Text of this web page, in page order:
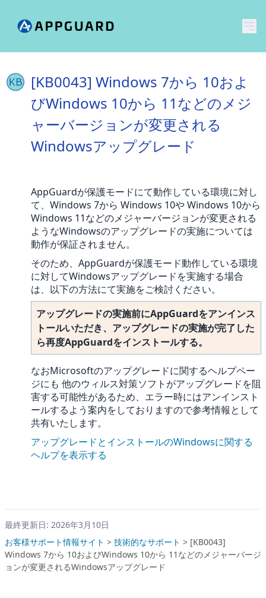
メ
[KB0043] Windows 7から 10およ
びWindows 10から 11などのメジ
ャーバージョンが変更される
Windowsアップグレード
AppGuardが保護モードにて動作している環境に対し
て、Windows 7から Windows 10や Windows 10から
Windows 11などのメジャーバージョンが変更される
ようなWindowsのアップグレードの実施については
動作が保証されません。
そのため、AppGuardが保護モード動作している環境
に対してWindowsアップグレードを実施する場合
は、以下の方法にて実施をご検討ください。
アップグレードの実施前にAppGuardをアンインス
トールいただき、アップグレードの実施が完了した
ら再度AppGuardをインストールする。
なおMicrosoftのアップグレードに関するヘルプペー
ジにも 他のウィルス対策ソフトがアップグレードを阻
害する可能性があるため、エラー時にはアンインスト
ールするよう案内をしておりますので参考情報として
共有いたします。
アップグレードとインストールのWindowsに関する
ヘルプを表示する
最終更新日: 2026年3月10日
お客様サポート情報サイト > 技術的なサポート > [KB0043]
Windows 7から 10およびWindows 10から 11などのメジャーバージ
ョンが変更されるWindowsアップグレード